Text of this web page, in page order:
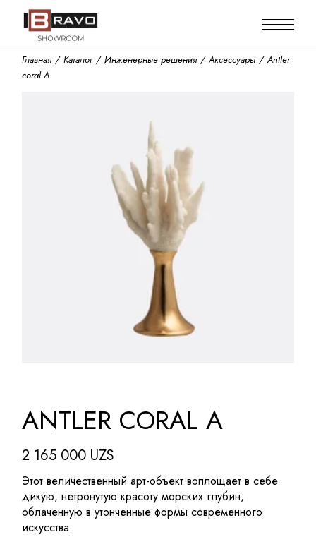
Главная Каталог Инженерные решения Аксессуары
Antler
coral A
ANTLER CORAL A
2 165 000 UZS
Этот величественный арт-объект воплощает в себе
дикую, нетронутую красоту морских глубин,
облаченную в утонченные формы современного
искусства.